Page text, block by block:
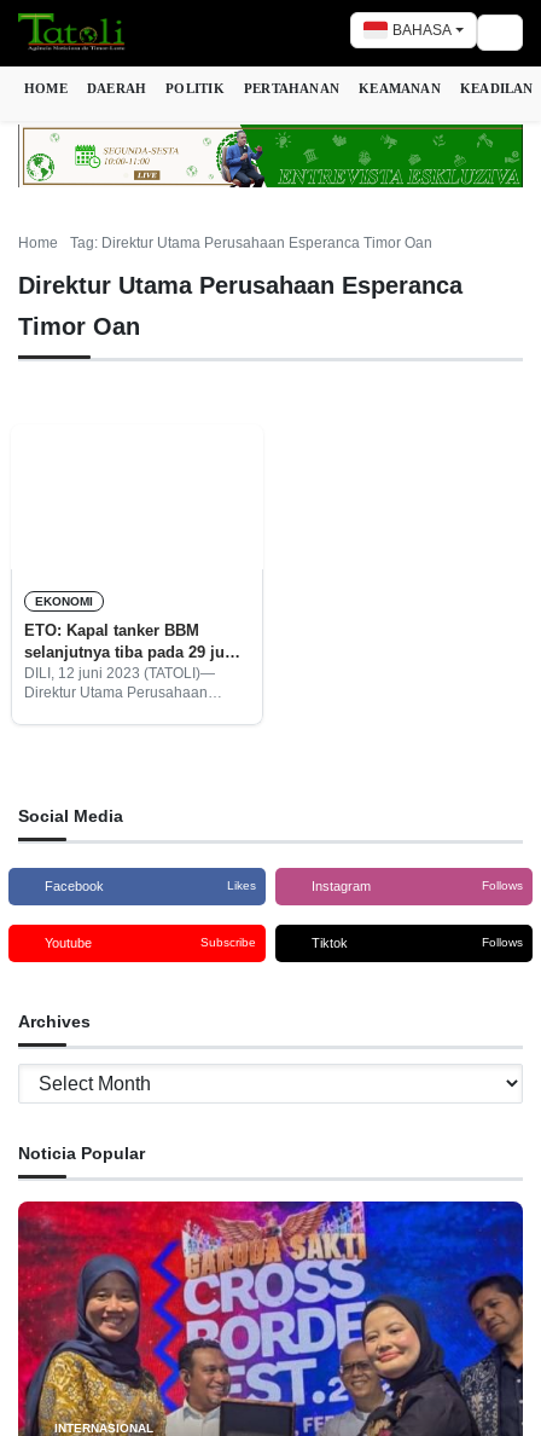
BAHASA
HOME DAERAH POLITIK PERTAHANAN KEAMANAN KEADILAN
Home Tag: Direktur Utama Perusahaan Esperanca Timor Oan
Direktur Utama Perusahaan Esperanca
Timor Oan
EKONOMI
ETO: Kapal tanker BBM
selanjutnya tiba pada 29 juni
mendatang
DILI, 12 juni 2023 (TATOLI)—
Direktur Utama Perusahaan
di Hera
Social Media
Facebook Likes Instagram Follows
Youtube Subscribe Tiktok Follows
Archives
Archives
Noticia Popular
INTERNASIONAL